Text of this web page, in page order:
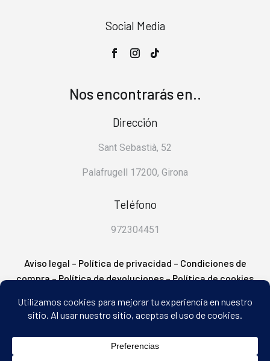
Social Media
Nos encontrarás en..
Dirección
Sant Sebastià, 52
Palafrugell 17200, Girona
Teléfono
972304451
Aviso legal – Política de privacidad – Condiciones de
compra–Política de devoluciones–Política de cookies